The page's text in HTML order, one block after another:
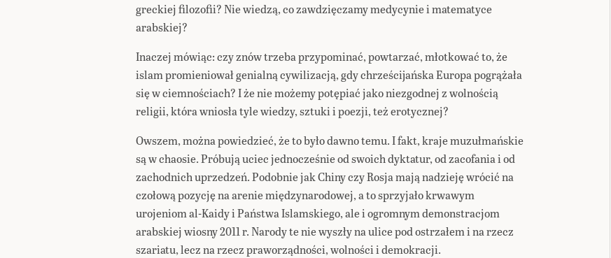
greckiej filozofii? Nie wiedzą, co zawdzięczamy medycynie i matematyce
arabskiej?
Inaczej mówiąc: czy znów trzeba przypominać, powtarzać, młotkować to, że
islam promieniował genialną cywilizacją, gdy chrześcijańska Europa pogrążała
się w ciemnościach? I że nie możemy potępiać jako niezgodnej z wolnością
religii, która wniosła tyle wiedzy, sztuki i poezji, też erotycznej?
Owszem, można powiedzieć, że to było dawno temu. I fakt, kraje muzułmańskie
są w chaosie. Próbują uciec jednocześnie od swoich dyktatur, od zacofania i od
zachodnich uprzedzeń. Podobnie jak Chiny czy Rosja mają nadzieję wrócić na
czołową pozycję na arenie międzynarodowej, a to sprzyjało krwawym
urojeniom al-Kaidy i Państwa Islamskiego, ale i ogromnym demonstracjom
arabskiej wiosny 2011 r. Narody te nie wyszły na ulice pod ostrzałem i na rzecz
szariatu, lecz na rzecz praworządności, wolności i demokracji.